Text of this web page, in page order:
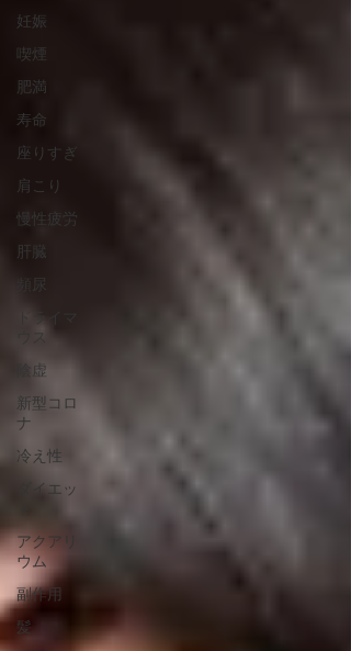
妊娠
喫煙
肥満
寿命
座りすぎ
肩こり
慢性疲労
肝臓
頻尿
ドライマ
ウス
陰虚
新型コロ
ナ
冷え性
ダイエッ
アクアリ
ウム
副作用
髪